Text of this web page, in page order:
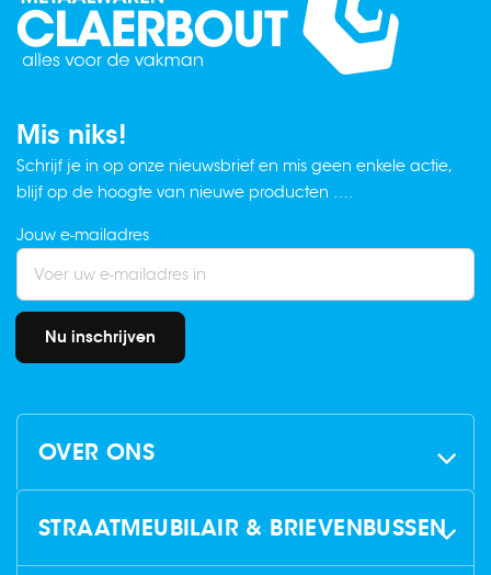
Mis niks!
Schrijf je in op onze nieuwsbrief en mis geen enkele actie,
blijf op de hoogte van nieuwe producten ….
Jouw e-mailadres
Nu inschrijven
OVER ONS
STRAATMEUBILAIR & BRIEVENBUSSEN